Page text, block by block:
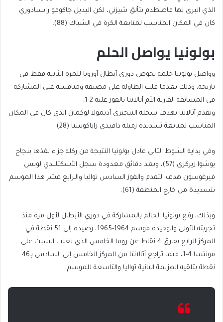
الذي انبرى لها فاصطدم بتألق شيزني، لكن البديل جاكومو راسبادوري
كان في المكان المناسب لمتابعة الكرة في الشباك (88).
بولونيا يواصل الحلم
وواصل بولونيا حلمه بخوض دوري أبطال أوروبا للمرة الثانية فقط في
تاريخه، وذلك بعدما قلب الطاولة على مضيفه ومنافسه على المشاركة
في المسابقة القارية الأم أتالانتا بالفوز عليه 2-1.
وتقدم أتالانتا بهدف سجله النيجيري أديمولا لوكمان الذي كان في المكان
المناسب لمتابعة تسديدة زميله دافيدي زاباكوستا (28).
وفي بداية الشوط الثاني عادل بولونيا النتيجة من ركلة جزاء نفذها بنجاح
يوشوا زيركزي (57)، وبعد دقائق معدودة سجل الأسكتلندي لويس
فيرغوسون هدف التقدم والفوز السادس تواليا والـرابع عشر هذا الموسم
بتسديدة من خارج المنطقة (61).
وبذلك، رفع بولونيا الحالم بالمشاركة في دوري الأبطال لأول مرة منذ
تجربته الأولى والوحيدة موسم 1964-1965، رصيده إلى 51 نقطة في
المركز الرابع بفارق 4 نقاط عن روما الخامس الذي تغلب السبت على
مونتسا 4-1، فيما تراجع أتالانتا من المركز الخامس إلى السادس بـ46
نقطة بتلقيه الهزيمة الثانية تواليا والتاسعة للموسم.